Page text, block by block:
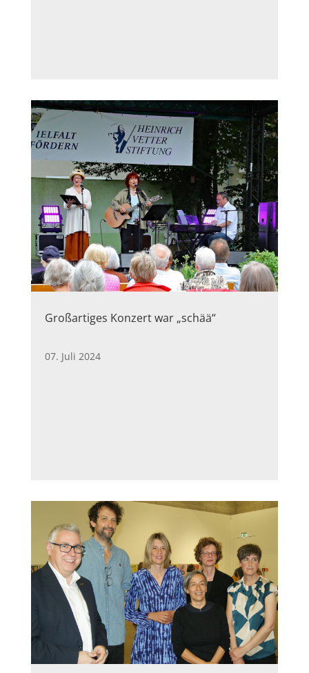
Großartiges Konzert war „schää“
07. Juli 2024